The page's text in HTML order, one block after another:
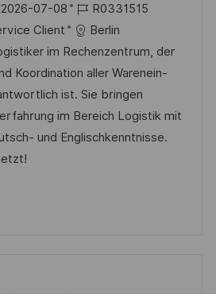
p
o
2026-07-08
R
é
f
é
r
e
n
R0331515
Client
Berlin
im Rechenzentrum, der
Koordination aller Warenein-
ist. Sie bringen
im Bereich Logistik mit
und Englischkenntnisse.